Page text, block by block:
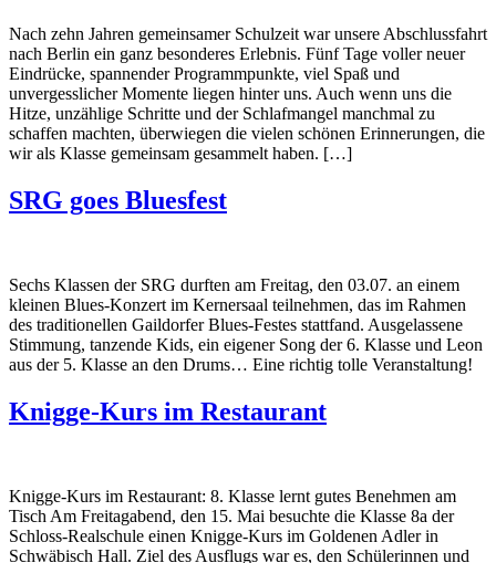
Nach zehn Jahren gemeinsamer Schulzeit war unsere Abschlussfahrt
nach Berlin ein ganz besonderes Erlebnis. Fünf Tage voller neuer
Eindrücke, spannender Programmpunkte, viel Spaß und
unvergesslicher Momente liegen hinter uns. Auch wenn uns die
Hitze, unzählige Schritte und der Schlafmangel manchmal zu
schaffen machten, überwiegen die vielen schönen Erinnerungen, die
wir als Klasse gemeinsam gesammelt haben. […]
SRG goes Bluesfest
Sechs Klassen der SRG durften am Freitag, den 03.07. an einem
kleinen Blues-Konzert im Kernersaal teilnehmen, das im Rahmen
des traditionellen Gaildorfer Blues-Festes stattfand. Ausgelassene
Stimmung, tanzende Kids, ein eigener Song der 6. Klasse und Leon
aus der 5. Klasse an den Drums… Eine richtig tolle Veranstaltung!
Knigge-Kurs im Restaurant
Knigge-Kurs im Restaurant: 8. Klasse lernt gutes Benehmen am
Tisch Am Freitagabend, den 15. Mai besuchte die Klasse 8a der
Schloss-Realschule einen Knigge-Kurs im Goldenen Adler in
Schwäbisch Hall. Ziel des Ausflugs war es, den Schülerinnen und